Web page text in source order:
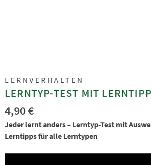
LERNVERHALTEN
LERNTYP-TEST MIT
4,90€
Jeder lernt anders – Lerntyp-Test mit
Lerntipps für alle Lerntypen